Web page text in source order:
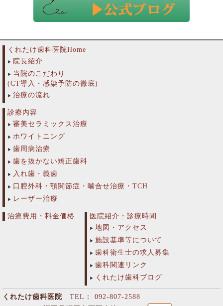
くれたけ歯科医院Home
院長紹介
当院のこだわり
(CT導入・感染予防の徹底)
治療の流れ
診療内容
審美セラミックス治療
ホワイトニング
歯周病治療
歯を抜かない矯正歯科
入れ歯・義歯
口腔外科・顎関節症・噛合せ治療・TCH
レーザー治療
治療費用・料金価格
医院紹介・診療時間
地図・アクセス
施設基準等について
歯科衛生士の求人募集
歯科関連リンク
くれたけ歯科ブログ
くれたけ歯科医院 TEL：
092-807-2588